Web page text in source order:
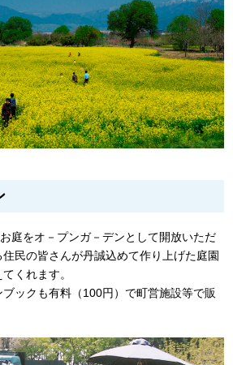
庭をオ－プンガ－デンとして開放いただ
民の皆さんが丹誠込めて作り上げた庭園
くれます。
ックも有料（100円）で町営施設等で販